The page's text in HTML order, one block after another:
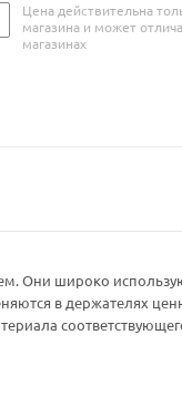
Цена действительна
магазина и может
магазинах
Они широко
в держателях